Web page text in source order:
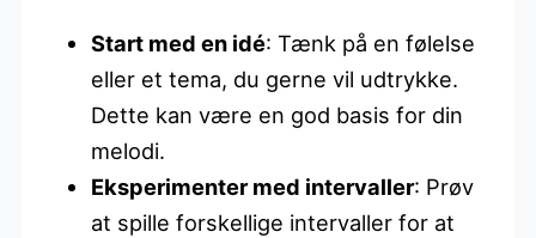
Start med en idé: Tænk på en følelse
eller et tema, du gerne vil udtrykke.
Dette kan være en god basis for din
melodi.
Eksperimenter med intervaller: Prøv
at spille forskellige intervaller for at